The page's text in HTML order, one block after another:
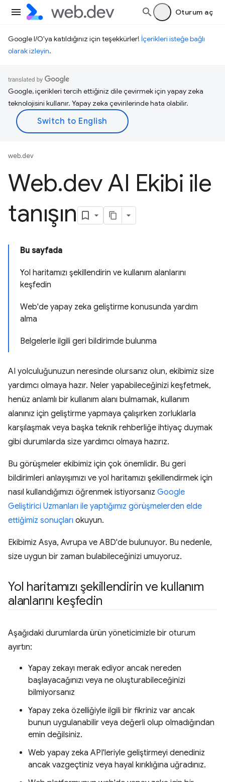
Oturum aç
Google I/O'ya katıldığınız için teşekkürler! İçerikleri isteğe bağlı
olarak izleyin.
Google, içerikleri tercih ettiğiniz dile çevirmek için yapay zeka
teknolojisini kullanır. Yapay zeka çevirilerinde hata olabilir.
web.dev
Web.dev AI Ekibi ile
tanışın
Bu sayfada
Yol haritamızı şekillendirin ve kullanım alanlarını
keşfedin
Web'de yapay zeka geliştirme konusunda yardım
alma
Belgelerle ilgili geri bildirimde bulunma
AI yolculuğunuzun neresinde olursanız olun, ekibimiz size
yardımcı olmaya hazır. Neler yapabileceğinizi keşfetmek,
henüz anlamlı bir kullanım alanı bulmamak, kullanım
alanınız için geliştirme yapmaya çalışırken zorluklarla
karşılaşmak veya başka teknik rehberliğe ihtiyaç duymak
gibi durumlarda size yardımcı olmaya hazırız.
Bu görüşmeler ekibimiz için çok önemlidir. Bu geri
bildirimleri anlayışımızı ve yol haritamızı şekillendirmek için
nasıl kullandığımızı öğrenmek istiyorsanız Google
Geliştirici Uzmanları ile yaptığımız görüşmelerden elde
ettiğimiz sonuçları okuyun.
Ekibimiz Asya, Avrupa ve ABD'de bulunuyor. Bu nedenle,
size uygun bir zaman bulabileceğinizi umuyoruz.
Yol haritamızı şekillendirin ve kullanım
alanlarını keşfedin
Aşağıdaki durumlarda ürün yöneticimizle bir oturum
ayırtın:
Yapay zekayı merak ediyor ancak nereden
başlayacağınızı veya ne oluşturabileceğinizi
bilmiyorsanız
Yapay zeka özelliğiyle ilgili bir fikriniz var ancak
bunun uygulanabilir veya değerli olup olmadığından
emin değilsiniz.
Web yapay zeka API'leriyle geliştirmeyi denediniz
ancak vazgeçtiniz veya hayal kırıklığına uğradınız.